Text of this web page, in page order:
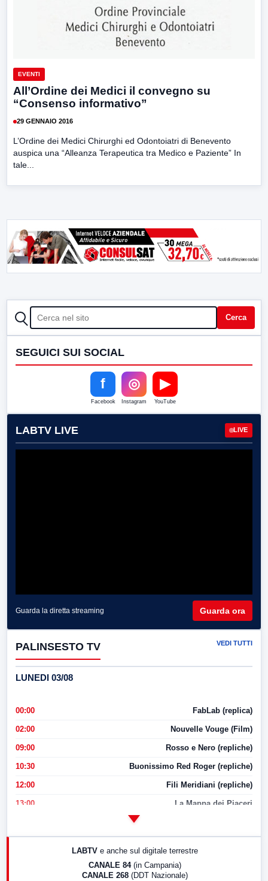
EVENTI
All’Ordine dei Medici il convegno su
“Consenso informativo”
29 GENNAIO 2016
L’Ordine dei Medici Chirurghi ed Odontoiatri di Benevento
auspica una “Alleanza Terapeutica tra Medico e Paziente” In
tale...
CERCA Cerca
SEGUICI SUI SOCIAL
f
Facebook
◎
Instagram
▶
YouTube
LABTV LIVE LIVE
Guarda la diretta streaming Guarda ora
PALINSESTO TV VEDI TUTTI
LUNEDI 03/08
00:00 FabLab (replica)
02:00 Nouvelle Vouge (Film)
09:00 Rosso e Nero (repliche)
10:30 Buonissimo Red Roger (repliche)
12:00 Fili Meridiani (repliche)
13:00 La Mappa dei Piaceri
LABTV e anche sul digitale terrestre
CANALE 84 (in Campania)
CANALE 268 (DDT Nazionale)